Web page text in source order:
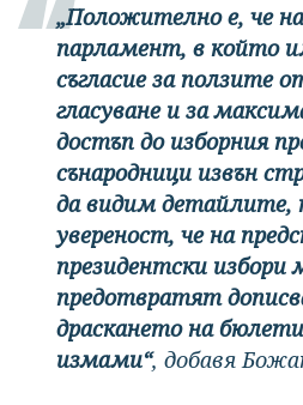
„Положително е, че
парламент, в който
съгласие за ползите
гласуване и за
достъп до изборния
сънародници извън
да видим детайлите,
увереност, че на
президентски
предотвратят
драскането на
измами“, добавя